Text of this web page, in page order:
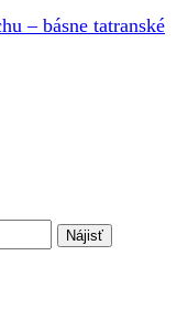
– básne tatranské